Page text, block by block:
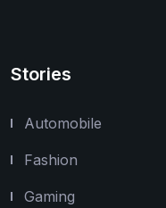
Stories
Automobile
Fashion
Gaming